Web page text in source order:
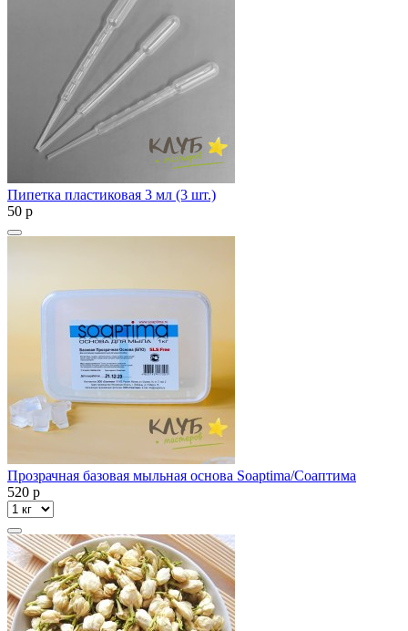
Пипетка пластиковая 3 мл (3 шт.)
50 p
Прозрачная базовая мыльная основа Soaptima/Соаптима
520 p